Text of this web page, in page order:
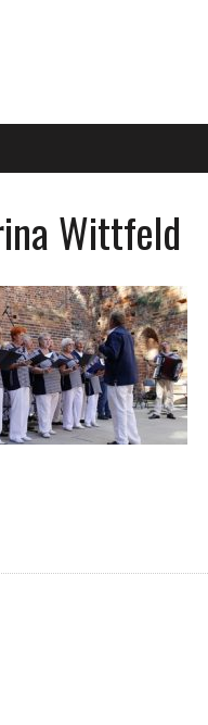
Wittfeld